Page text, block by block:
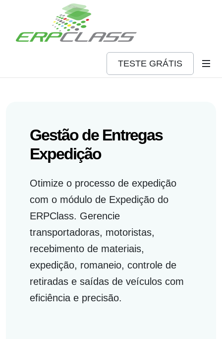
TESTE GRÁTIS
Gestão de Entregas
Expedição
Otimize o processo de expedição
com o módulo de Expedição do
ERPClass. Gerencie
transportadoras, motoristas,
recebimento de materiais,
expedição, romaneio, controle de
retiradas e saídas de veículos com
eficiência e precisão.